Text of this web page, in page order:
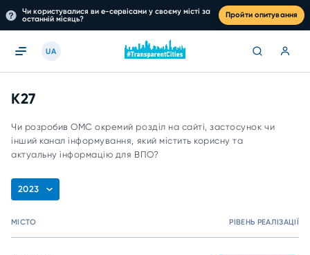
Чи користувалися ви е-сервісами у своєму місті за
останній місяць?
Пройти опитування
UA
K27
Чи розробив ОМС окремий розділ на сайті, застосунок чи
інший канал інформування, який містить корисну та
актуальну інформацію для ВПО?
2023
МІСТО РІВЕНЬ РЕАЛІЗАЦІЇ